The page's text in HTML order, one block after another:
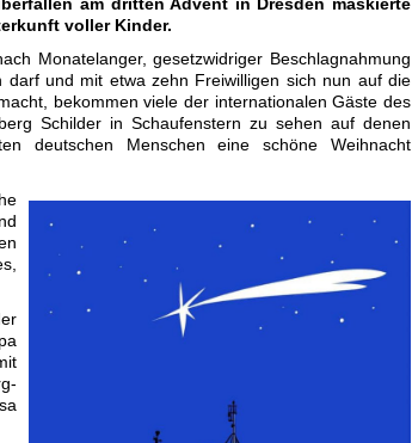
voller Kinder.
Monatelanger, gesetzwidriger Beschlagnahmung
darf und mit etwa zehn Freiwilligen sich nun auf die
bekommen viele der internationalen Gäste des
Schilder in Schaufenstern zu sehen auf denen
deutschen Menschen eine schöne Weihnacht